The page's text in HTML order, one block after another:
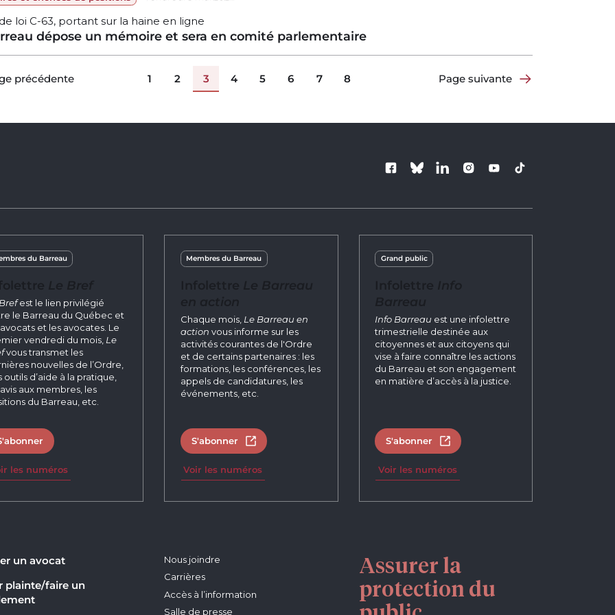
loi C-63, portant sur la haine en ligne
dépose un mémoire et sera en comité parlementaire
précédente 1 2 3 4 5 6 7 8 Page suivante
du Barreau
est le lien privilégié
le Barreau du Québec et
et les avocates. Le
vendredi du mois, Le
vous transmet les
nouvelles de l’Ordre,
outils d’aide à la pratique,
aux membres, les
du Barreau, etc.
les numéros
Membres du Barreau
Chaque mois, Le Barreau en
action vous informe sur les
activités courantes de l'Ordre
et de certains partenaires : les
formations, les conférences, les
appels de candidatures, les
événements, etc.
S'abonner Ouvrir dans un nouvel onglet
Voir les numéros
Grand public
Info Barreau est une infolettre
trimestrielle destinée aux
citoyennes et aux citoyens qui
vise à faire connaître les actions
du Barreau et son engagement
en matière d’accès à la justice.
S'abonner Ouvrir dans un nouvel onglet
Voir les numéros
un avocat
plainte/faire un
Nous joindre
Carrières
Accès à l’information
Salle de presse
Assurer la
protection du